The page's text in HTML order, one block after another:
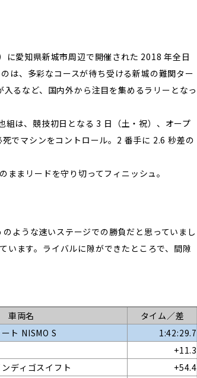
に愛知県新城市周辺で開催された 2018 年全日
は、多彩なコースが待ち受ける新城の難関ター
るなど、国内外から注目を集めるラリーとなっ
組は、競技初日となる 3 日（土・祝）、オープ
でマシンをコントロール。2 番手に 2.6 秒差の
まリードを守り切ってフィニッシュ。
ような速いステージでの勝負だと思っていまし
います。ライバルに隙ができたところで、間隙
車両名
タイム／差
ト NISMO S
1:42:29.7
+11.3
ディゴスイフト
+54.4